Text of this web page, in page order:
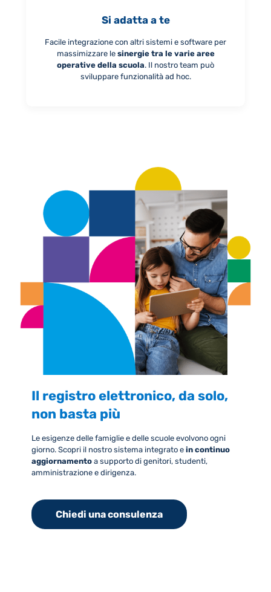
Si adatta a te
Facile integrazione con altri sistemi e software per
massimizzare lesinergie tra le varie aree
operative della scuola. Il nostro team può
sviluppare funzionalità ad hoc.
Il registro elettronico, da solo,
non basta più
Le esigenze delle famiglie e delle scuole evolvono ogni
giorno. Scopri il nostro sistema integrato ein continuo
aggiornamento a supporto di genitori, studenti,
amministrazione e dirigenza.
Chiedi una consulenza